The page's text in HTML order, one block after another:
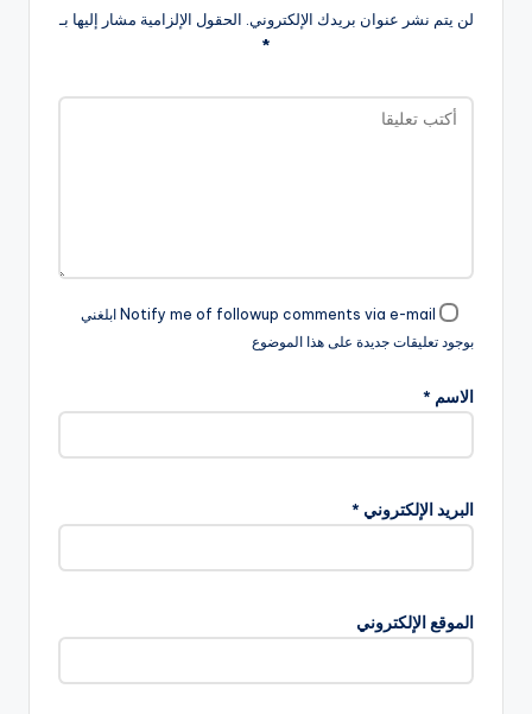
لن يتم نشر عنوان بريدك الإلكتروني. الحقول الإلزامية مشار إليها بـ
*
Notify me of followup comments via e-mail ابلغني
بوجود تعليقات جديدة على هذا الموضوع
الاسم *
البريد الإلكتروني *
الموقع الإلكتروني